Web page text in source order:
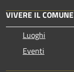
VIVERE IL COMUNE
Luoghi
Eventi